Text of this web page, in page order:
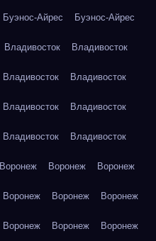
Буэнос-Айрес Буэнос-Айрес
Владивосток Владивосток
Владивосток Владивосток
Владивосток Владивосток
Владивосток Владивосток
Воронеж Воронеж Воронеж
Воронеж Воронеж Воронеж
Воронеж Воронеж Воронеж